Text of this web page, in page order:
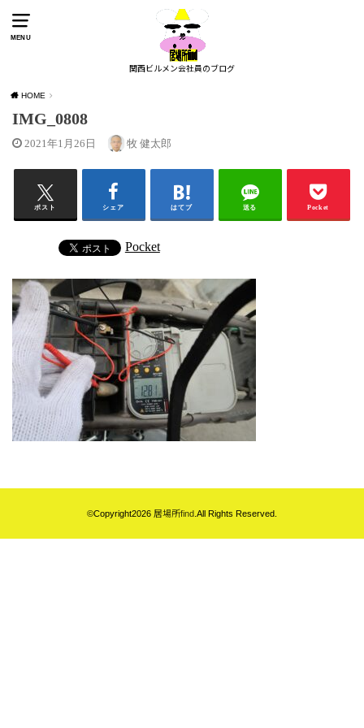
MENU
関西ビルメン会社員のブログ
HOME
IMG_0808
2021年1月26日 牧 健太郎
ポスト シェア はてブ 送る Pocket
Pocket
©Copyright2026 居場所find.All Rights Reserved.